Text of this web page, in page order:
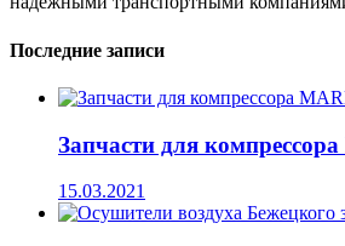
Последние записи
Запчасти для
15.03.2021